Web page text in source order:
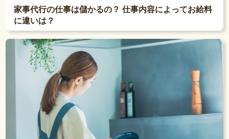
家事代行の仕事は儲かるの？ 仕事内容によってお給料
に違いは？